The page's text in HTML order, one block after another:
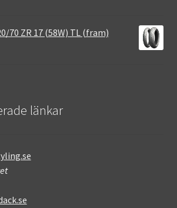
70 ZR 17 (58W) TL (fram)
länkar